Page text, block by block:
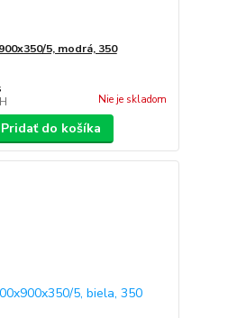
5, modrá, 350
Nie je skladom
Pridať do košíka